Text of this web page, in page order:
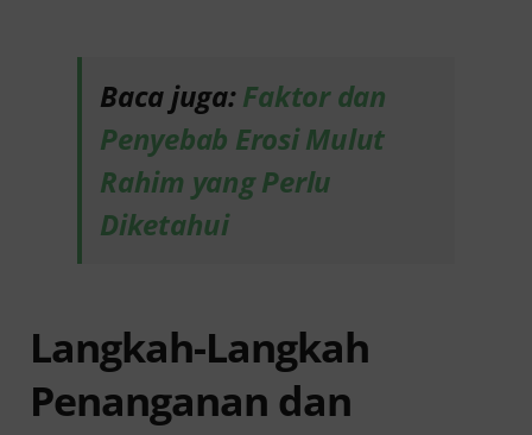
Baca juga:Faktor dan
Penyebab Erosi Mulut
Rahim yang Perlu
Diketahui
Langkah-Langkah
Penanganan dan